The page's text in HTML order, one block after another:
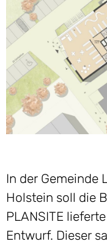
In der Gemeinde
Holstein soll die
PLANSITE
Entwurf. Dieser